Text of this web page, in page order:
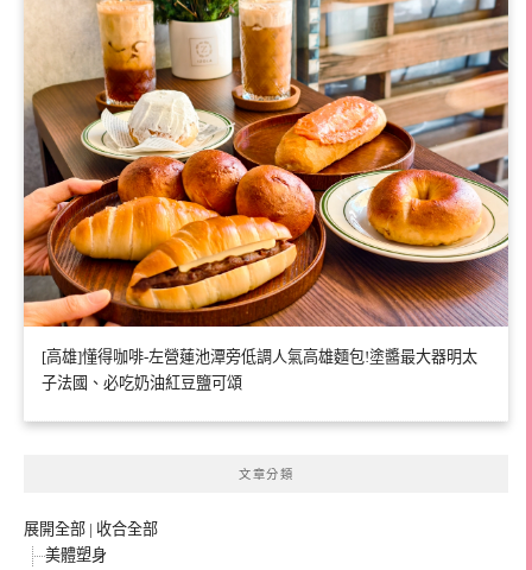
[高雄]懂得咖啡-左營蓮池潭旁低調人氣高雄麵包!塗醬最大器明太
子法國、必吃奶油紅豆鹽可頌
文章分類
展開全部 | 收合全部
美體塑身